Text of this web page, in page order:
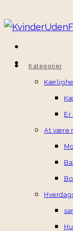
Kategorier
Er
At være